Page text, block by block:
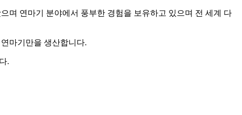
며 연마기 분야에서 풍부한 경험을 보유하고 있으며 전 세계 다
마기만을 생산합니다.
.